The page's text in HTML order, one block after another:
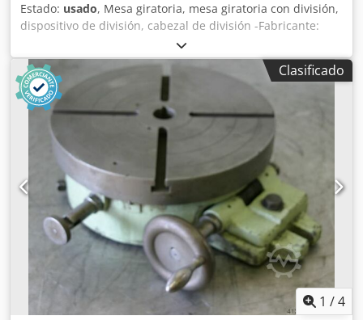
Estado: usado, Mesa giratoria, mesa giratoria con división,
dispositivo de división, cabezal de división -Fabricante:
WMW Heckert, mesa giratoria tipo D 315 k, número de
referencia TGL 28561/02 -Superficie de sujeción: Ø 315 mm
-Altura: 140 mm -Ranura: 14 mm -Dimensiones:
615/540/A150 mm -Peso: 83 kg Codpfeg Rczfsx Ag Djha
Clasificado
1 /4